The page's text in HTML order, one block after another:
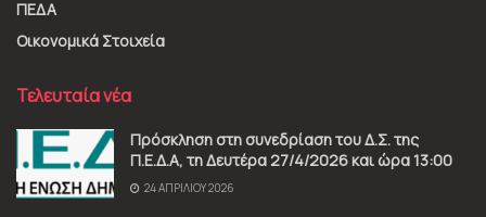
ΠΕΔΑ
Οικονομικά Στοιχεία
Τελευταία νέα
Πρόσκληση στη συνεδρίαση του Δ.Σ. της
Π.Ε.Δ.Α, τη Δευτέρα 27/4/2026 και ώρα 13:00
24 ΑΠΡΙΛΊΟΥ 2026